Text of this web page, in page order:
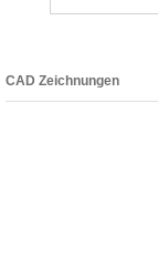
CAD Zeichnungen